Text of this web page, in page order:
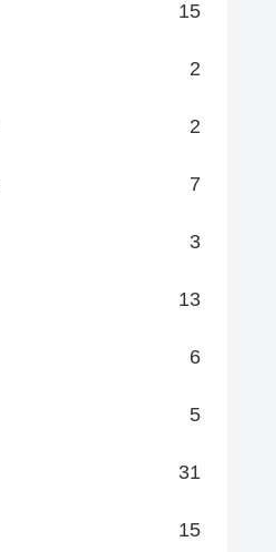
15
2
2
7
3
13
6
5
31
15